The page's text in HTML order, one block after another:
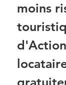
moins